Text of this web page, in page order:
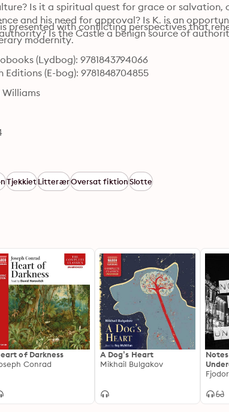
Is it a spiritual quest for grace or salvation,
and his need for approval? Is K. is an
Is the Castle a benign source of
presented with conflicting perspectives that
modernity.
(Lydbog): 9781843794066
(E-bog): 9781848704855
TjekkietLitterærOversat fiktionSlotte
of Darkness
Conrad
A Dog’s Heart
Mikhail Bulgakov